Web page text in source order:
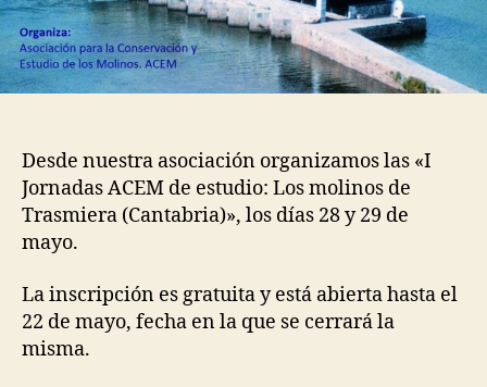
Desde nuestra asociación organizamos las «I
Jornadas ACEM de estudio: Los molinos de
Trasmiera (Cantabria)», los días 28 y 29 de
mayo.
La inscripción es gratuita y está abierta hasta el
22 de mayo, fecha en la que se cerrará la
misma.